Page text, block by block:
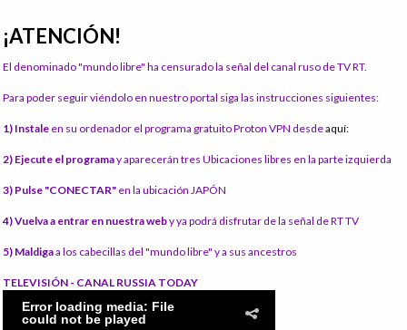
¡ATENCIÓN!
El denominado "mundo libre" ha censurado la señal del canal ruso de TV RT.
Para poder seguir viéndolo en nuestro portal siga las instrucciones siguientes:
1) Instale en su ordenador el programa gratuito Proton VPN desdeaquí:
2) Ejecute el programay aparecerán tres Ubicaciones libres en la parte izquierda
3) Pulse "CONECTAR" en la ubicación JAPÓN
4) Vuelva a entrar en nuestra weby ya podrá disfrutar de la señal de RT TV
5) Maldigaa los cabecillas del "mundo libre" y a sus ancestros
TELEVISIÓN - CANAL RUSSIA TODAY